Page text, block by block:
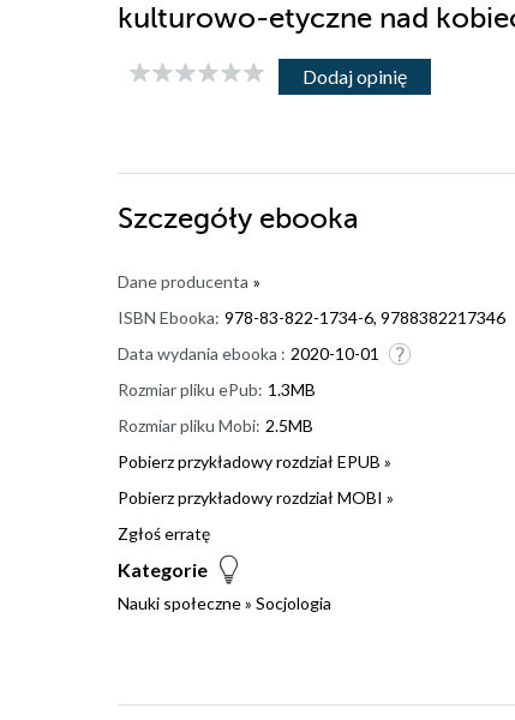
kulturowo-etyczne nad
Dodaj opinię
Szczegóły ebooka
Dane producenta »
ISBN Ebooka: 978-83-822-1734-6, 9788382217346
Data wydania ebooka : 2020-10-01
Rozmiar pliku ePub: 1.3MB
Rozmiar pliku Mobi: 2.5MB
Pobierz przykładowy rozdział EPUB »
Pobierz przykładowy rozdział MOBI »
Zgłoś erratę
Kategorie
Nauki społeczne» Socjologia